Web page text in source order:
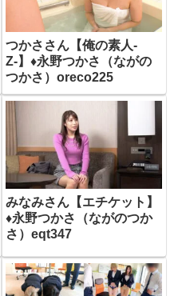
つかささん【俺の素人-
Z-】♦永野つかさ（ながの
つかさ）oreco225
みなみさん【エチケット】
♦永野つかさ（ながのつか
さ）eqt347